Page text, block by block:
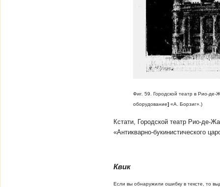
Фиг. 59. Городской театр в Рио-
оборудование] «А. Борзиг».)
Кстати, Городской театр Рио-де-
«Антикварно-букинистического
Квик
Если вы обнаружили ошибку в тексте, то